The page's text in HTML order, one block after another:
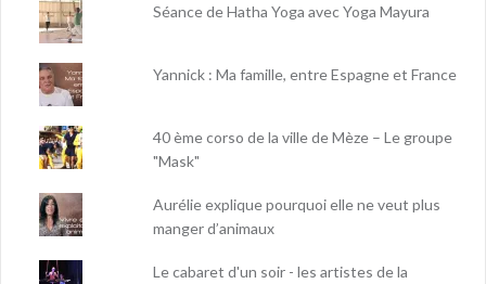
Séance de Hatha Yoga avec Yoga Mayura
Yannick : Ma famille, entre Espagne et France
40 ème corso de la ville de Mèze – Le groupe
"Mask"
Aurélie explique pourquoi elle ne veut plus
manger d’animaux
Le cabaret d'un soir - les artistes de la